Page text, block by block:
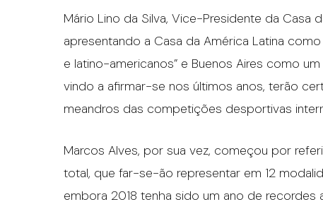
Mário Lino da Silva, Vice-Presidente da Casa
apresentando a Casa da América Latina
e latino-americanos” e Buenos Aires como
vindo a afirmar-se nos últimos anos, terão
meandros das competições desportivas
Marcos Alves, por sua vez, começou por
total, que far-se-ão representar em 12
embora 2018 tenha sido um ano de